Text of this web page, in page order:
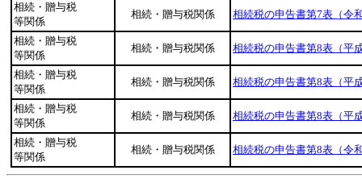
相続・贈与税
等関係
相続・贈与税関係 相続税の申告書第7表（令
相続・贈与税
等関係
相続・贈与税関係 相続税の申告書第8表（平
相続・贈与税
等関係
相続・贈与税関係 相続税の申告書第8表（平
相続・贈与税
等関係
相続・贈与税関係 相続税の申告書第8表（平
相続・贈与税
等関係
相続・贈与税関係 相続税の申告書第8表（令